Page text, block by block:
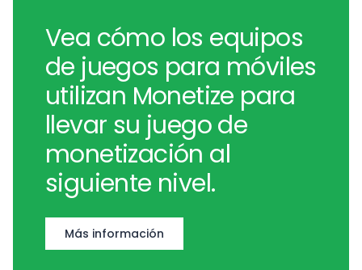
Vea cómo los equipos
de juegos para móviles
utilizan Monetize para
llevar su juego de
monetización al
siguiente nivel.
Más información